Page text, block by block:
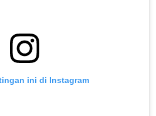
ini di Instagram